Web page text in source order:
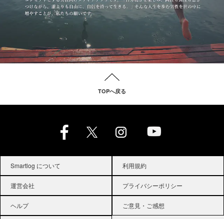
TOPへ戻る
Smartlog について 利用規約
運営会社 プライバシーポリシー
ヘルプ ご意見・ご感想